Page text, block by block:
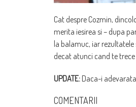
Cat despre Cozmin,
merita iesirea si – dupa
la balamuc, iar
decat atunci cand te
UPDATE: Daca-i adevarata
COMENTARII